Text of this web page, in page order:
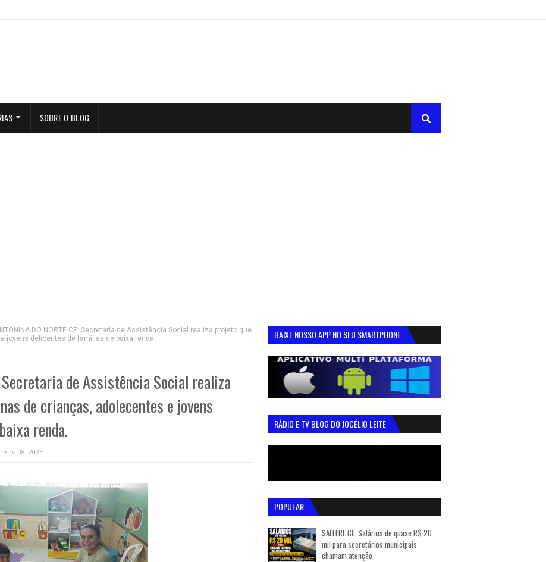
SOBRE O BLOG
DO NORTE CE: Secretaria de Assistência Social realiza projeto que
jovens deficentes de familias de baixa renda.
Secretaria de Assistência Social realiza
de crianças, adolecentes e jovens
renda.
08, 2023
BAIXE NOSSO APP NO SEU SMARTPHONE
RÁDIO E TV BLOG DO JOCÉLIO LEITE
POPULAR
SALITRE CE: Salários de quase R$ 20
mil para secretários municipais
chamam atenção